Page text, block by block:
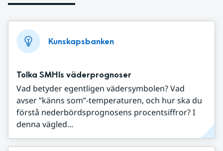
Kunskapsbanken
Tolka SMHIs väderprognoser
Vad betyder egentligen vädersymbolen? Vad
avser ”känns som”-temperaturen, och hur ska du
förstå nederbördsprognosens procentsiffror? I
denna vägled...